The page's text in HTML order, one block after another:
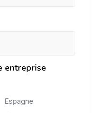
entreprise
Espagne